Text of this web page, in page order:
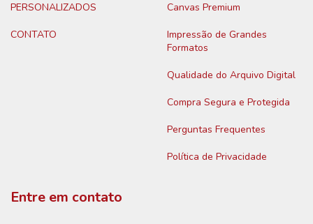
PERSONALIZADOS
CONTATO
Canvas Premium
Impressão de Grandes
Formatos
Qualidade do Arquivo Digital
Compra Segura e Protegida
Perguntas Frequentes
Política de Privacidade
Entre em contato